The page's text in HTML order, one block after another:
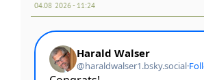
04.08 2026 - 11:24